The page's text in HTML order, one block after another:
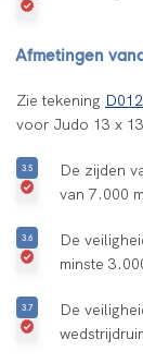
Afmetingen
Zie tekening
voor Judo 13 x
De zijden
van 7.000
De
minste
De